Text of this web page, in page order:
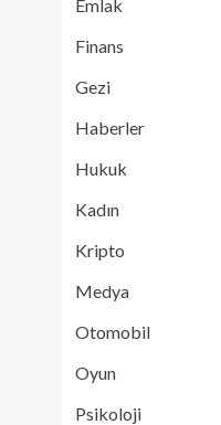
Emlak
Finans
Gezi
Haberler
Hukuk
Kadın
Kripto
Medya
Otomobil
Oyun
Psikoloji